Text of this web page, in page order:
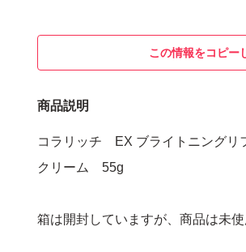
この情報をコピー
商品説明
コラリッチ EX ブライトニング
クリーム 55g
箱は開封していますが、商品は未使